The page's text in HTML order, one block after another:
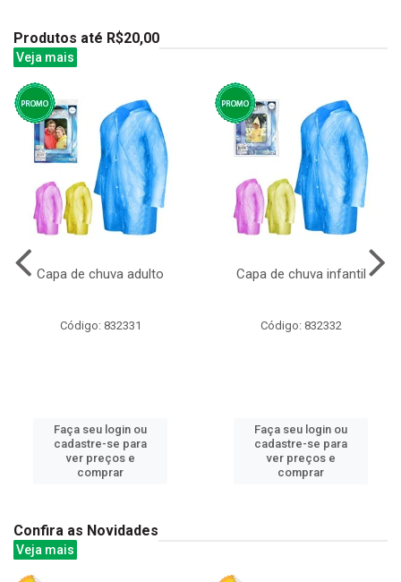
Produtos até R$20,00
Veja mais
Capa de chuva adulto
Código: 832331
Faça seu login ou
cadastre-se para
ver preços e
comprar
Capa de chuva infantil
Código: 832332
Faça seu login ou
cadastre-se para
ver preços e
comprar
Confira as Novidades
Veja mais